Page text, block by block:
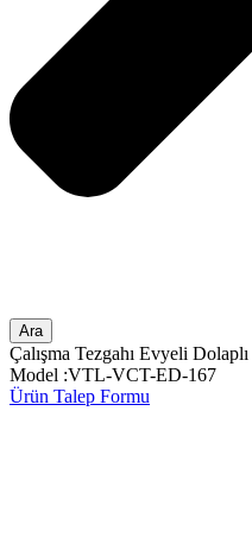
Ara
Çalışma Tezgahı Evyeli
Model :VTL-VCT-ED-167
Ürün Talep Formu